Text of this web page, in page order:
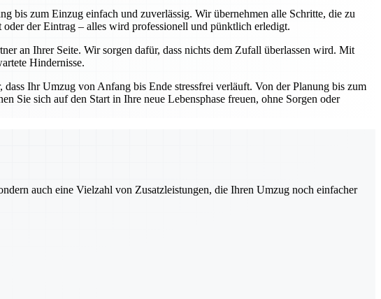
bis zum Einzug einfach und zuverlässig. Wir übernehmen alle Schritte, die zu
der Eintrag – alles wird professionell und pünktlich erledigt.
an Ihrer Seite. Wir sorgen dafür, dass nichts dem Zufall überlassen wird. Mit
Hindernisse.
Ihr Umzug von Anfang bis Ende stressfrei verläuft. Von der Planung bis zum
Sie sich auf den Start in Ihre neue Lebensphase freuen, ohne Sorgen oder
auch eine Vielzahl von Zusatzleistungen, die Ihren Umzug noch einfacher